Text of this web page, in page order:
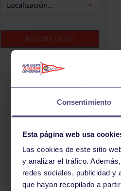
Consentimiento
Esta página web usa
Las cookies de este sitio
y analizar el tráfico.
redes sociales, publicidad y
que hayan recopilado a
KÁRATE
RUGBY
SURF
BUSCAR EVENTOS